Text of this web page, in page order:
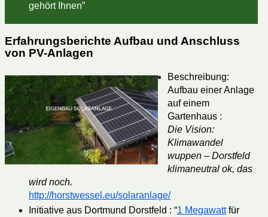
gehört Ihnen”
Erfahrungsberichte Aufbau und Anschluss
von PV-Anlagen
Beschreibung:
Aufbau einer Anlage
auf einem
Gartenhaus :
Die Vision:
Klimawandel
wuppen – Dorstfeld
klimaneutral ok, das
wird noch.
http://horstwessel.eu/solaranlage/
Initiative aus Dortmund Dorstfeld : “1 Megawattfür